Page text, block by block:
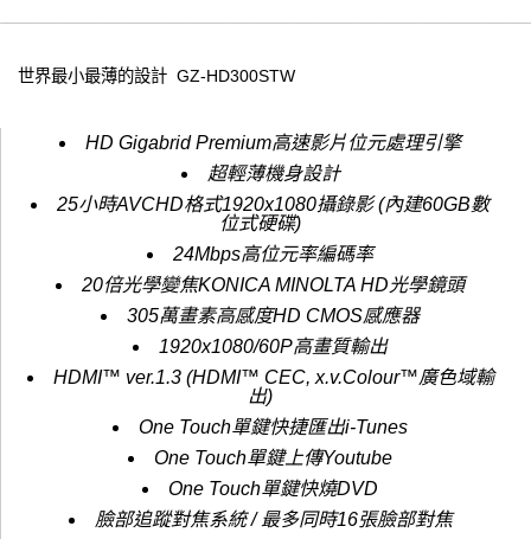
世界最小最薄的設計 GZ-HD300STW
HD Gigabrid Premium高速影片位元處理引擎
超輕薄機身設計
25小時AVCHD格式1920x1080攝錄影 (內建60GB數
位式硬碟)
24Mbps高位元率編碼率
20倍光學變焦KONICA MINOLTA HD光學鏡頭
305萬畫素高感度HD CMOS感應器
1920x1080/60P高畫質輸出
HDMI™ ver.1.3 (HDMI™ CEC, x.v.Colour™廣色域輸
出)
One Touch單鍵快捷匯出i-Tunes
One Touch單鍵上傳Youtube
One Touch單鍵快燒DVD
臉部追蹤對焦系統 / 最多同時16張臉部對焦